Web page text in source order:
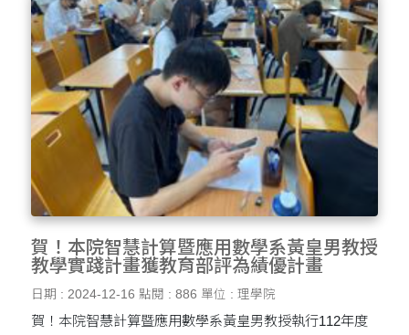
賀！本院智慧計算暨應用數學系黃皇男教授
教學實踐計畫獲教育部評為績優計畫
日期 : 2024-12-16 點閱 : 886 單位 : 理學院
賀！本院智慧計算暨應用數學系黃皇男教授執行112年度